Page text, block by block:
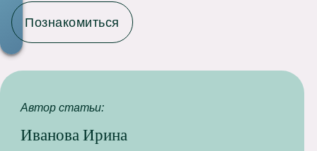
Познакомиться
Автор статьи:
Иванова Ирина